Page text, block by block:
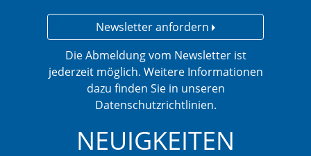
Newsletter anfordern
Die Abmeldung vom Newsletter ist
jederzeit möglich. Weitere Informationen
dazu finden Sie in unseren
Datenschutzrichtlinien.
NEUIGKEITEN